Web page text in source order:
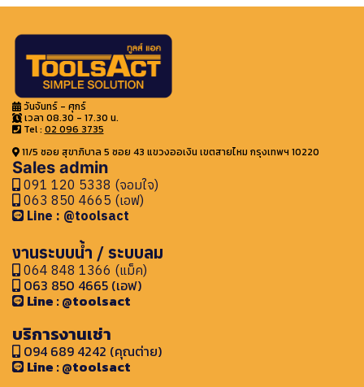
วันจันทร์ - ศุกร์
เวลา 08.30 - 17.30 น.
Tel : 02 096 3735
11/5 ซอย สุขาภิบาล 5 ซอย 43 แขวงออเงิน เขตสายไหม กรุงเทพฯ 10220
Sales admin
091 120 5338 (จอมใจ)
063 850 4665 (เอฟ)
Line : @toolsact
งานระบบน้ำ / ระบบลม
064 848 1366 (แม็ค)
063 850 4665 (เอฟ)
Line : @toolsact
บริการงานเช่า
094 689 4242 (คุณต่าย)
Line : @toolsact